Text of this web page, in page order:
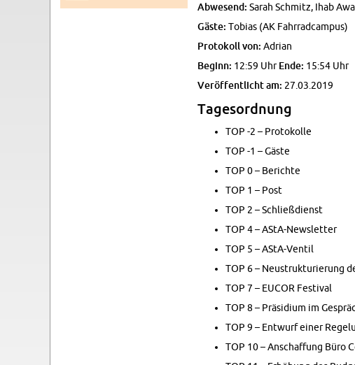
Ab­we­send: Sarah Schmitz, Ihab
Gäste: To­bias (AK Fahrrad­cam­pus)
Pro­tokoll von: Adrian
Be­ginn: 12:59 Uhr Ende: 15:54 Uhr
Veröffentlicht am: 27.03.2019
Tage­sor­d­nung
TOP -2 – Pro­tokolle
TOP -1 – Gäste
TOP 0 – Berichte
TOP 1 – Post
TOP 2 – Schließdi­enst
TOP 4 – AStA-Newslet­ter
TOP 5 – AStA-Ven­til
TOP 6 – Neustruk­turierung
TOP 7 – EUCOR Fes­ti­val
TOP 8 – Präsid­ium im
TOP 9 – En­twurf einer
TOP 10 – An­schaf­fung Büro